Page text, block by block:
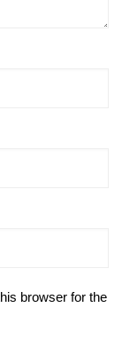
browser for the